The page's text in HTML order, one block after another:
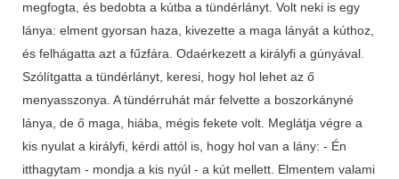
megfogta, és bedobta a kútba a tündérlányt. Volt neki is egy
lánya: elment gyorsan haza, kivezette a maga lányát a kúthoz,
és felhágatta azt a fűzfára. Odaérkezett a királyfi a gúnyával.
Szólítgatta a tündérlányt, keresi, hogy hol lehet az ő
menyasszonya. A tündérruhát már felvette a boszorkányné
lánya, de ő maga, hiába, mégis fekete volt. Meglátja végre a
kis nyulat a királyfi, kérdi attól is, hogy hol van a lány: - Én
itthagytam - mondja a kis nyúl - a kút mellett. Elmentem valami